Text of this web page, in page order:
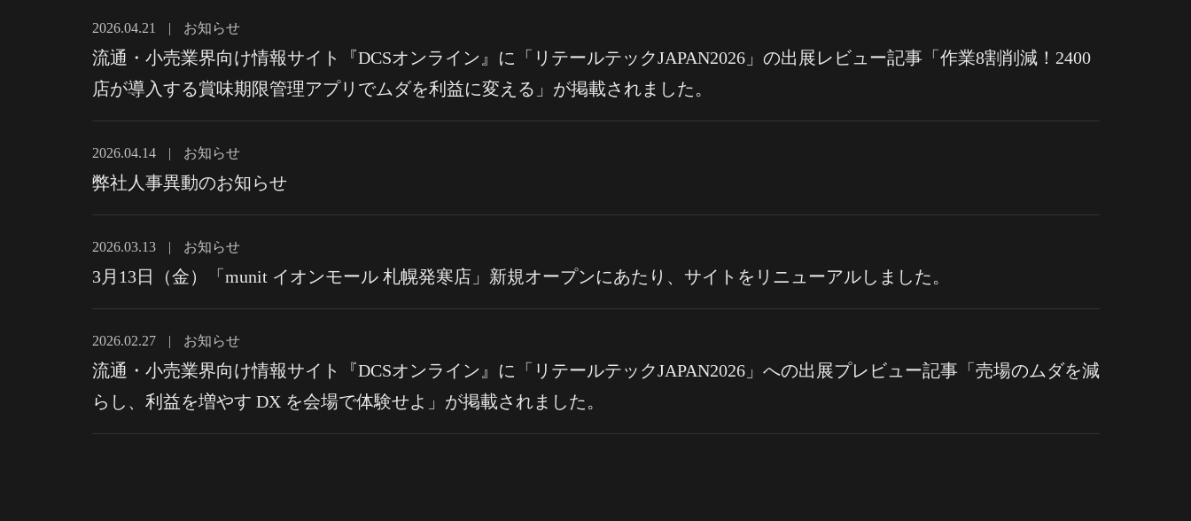
2026.04.21 | お知らせ
流通・小売業界向け情報サイト『DCSオンライン』に「リテールテックJAPAN2026」の出展レビュー記事「作業8割削減！2400
店が導入する賞味期限管理アプリでムダを利益に変える」が掲載されました。
2026.04.14 | お知らせ
弊社人事異動のお知らせ
2026.03.13 | お知らせ
3月13日（金）「munit イオンモール 札幌発寒店」新規オープンにあたり、サイトをリニューアルしました。
2026.02.27 | お知らせ
流通・小売業界向け情報サイト『DCSオンライン』に「リテールテックJAPAN2026」への出展プレビュー記事「売場のムダを減
らし、利益を増やす DX を会場で体験せよ」が掲載されました。